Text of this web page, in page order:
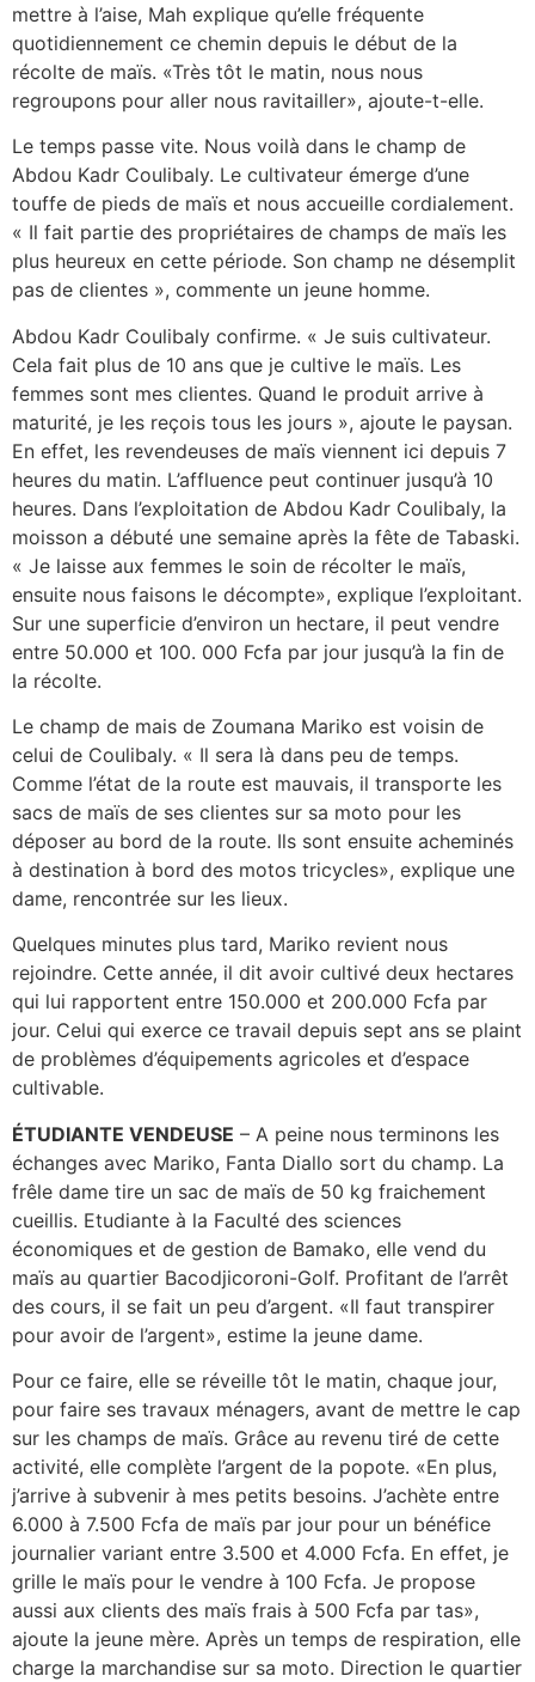
mettre à l’aise, Mah explique qu’elle fréquente
quotidiennement ce chemin depuis le début de la
récolte de maïs. «Très tôt le matin, nous nous
regroupons pour aller nous ravitailler», ajoute-t-elle.
Le temps passe vite. Nous voilà dans le champ de
Abdou Kadr Coulibaly. Le cultivateur émerge d’une
touffe de pieds de maïs et nous accueille cordialement.
« Il fait partie des propriétaires de champs de maïs les
plus heureux en cette période. Son champ ne désemplit
pas de clientes », commente un jeune homme.
Abdou Kadr Coulibaly confirme. « Je suis cultivateur.
Cela fait plus de 10 ans que je cultive le maïs. Les
femmes sont mes clientes. Quand le produit arrive à
maturité, je les reçois tous les jours », ajoute le paysan.
En effet, les revendeuses de maïs viennent ici depuis 7
heures du matin. L’affluence peut continuer jusqu’à 10
heures. Dans l’exploitation de Abdou Kadr Coulibaly, la
moisson a débuté une semaine après la fête de Tabaski.
« Je laisse aux femmes le soin de récolter le maïs,
ensuite nous faisons le décompte», explique l’exploitant.
Sur une superficie d’environ un hectare, il peut vendre
entre 50.000 et 100. 000 Fcfa par jour jusqu’à la fin de
la récolte.
Le champ de mais de Zoumana Mariko est voisin de
celui de Coulibaly. « Il sera là dans peu de temps.
Comme l’état de la route est mauvais, il transporte les
sacs de maïs de ses clientes sur sa moto pour les
déposer au bord de la route. Ils sont ensuite acheminés
à destination à bord des motos tricycles», explique une
dame, rencontrée sur les lieux.
Quelques minutes plus tard, Mariko revient nous
rejoindre. Cette année, il dit avoir cultivé deux hectares
qui lui rapportent entre 150.000 et 200.000 Fcfa par
jour. Celui qui exerce ce travail depuis sept ans se plaint
de problèmes d’équipements agricoles et d’espace
cultivable.
ÉTUDIANTE VENDEUSE – A peine nous terminons les
échanges avec Mariko, Fanta Diallo sort du champ. La
frêle dame tire un sac de maïs de 50 kg fraichement
cueillis. Etudiante à la Faculté des sciences
économiques et de gestion de Bamako, elle vend du
maïs au quartier Bacodjicoroni-Golf. Profitant de l’arrêt
des cours, il se fait un peu d’argent. «Il faut transpirer
pour avoir de l’argent», estime la jeune dame.
Pour ce faire, elle se réveille tôt le matin, chaque jour,
pour faire ses travaux ménagers, avant de mettre le cap
sur les champs de maïs. Grâce au revenu tiré de cette
activité, elle complète l’argent de la popote. «En plus,
j’arrive à subvenir à mes petits besoins. J’achète entre
6.000 à 7.500 Fcfa de maïs par jour pour un bénéfice
journalier variant entre 3.500 et 4.000 Fcfa. En effet, je
grille le maïs pour le vendre à 100 Fcfa. Je propose
aussi aux clients des maïs frais à 500 Fcfa par tas»,
ajoute la jeune mère. Après un temps de respiration, elle
charge la marchandise sur sa moto. Direction le quartier